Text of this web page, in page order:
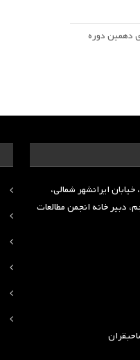
دهمین دوره
ایرانشهر شمالی،
پلاک ۶ ، طبقه پنجم، دبیر خانه انجمن مطالعات